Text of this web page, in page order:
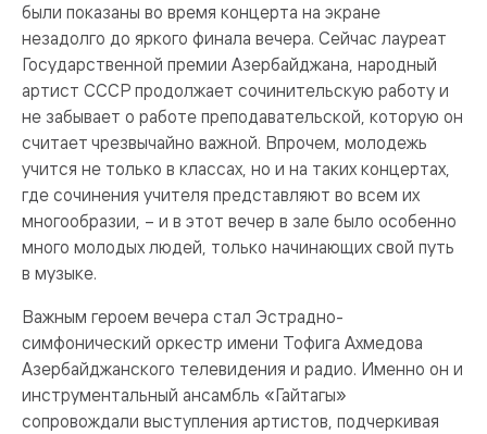
были показаны во время концерта на экране
незадолго до яркого финала вечера. Сейчас лауреат
Государственной премии Азербайджана, народный
артист СССР продолжает сочинительскую работу и
не забывает о работе преподавательской, которую он
считает чрезвычайно важной. Впрочем, молодежь
учится не только в классах, но и на таких концертах,
где сочинения учителя представляют во всем их
многообразии, – и в этот вечер в зале было особенно
много молодых людей, только начинающих свой путь
в музыке.
Важным героем вечера стал Эстрадно-
симфонический оркестр имени Тофига Ахмедова
Азербайджанского телевидения и радио. Именно он и
инструментальный ансамбль «Гайтагы»
сопровождали выступления артистов, подчеркивая